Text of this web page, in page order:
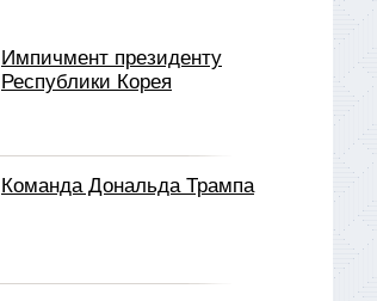
Импичмент президенту
Республики Корея
Команда Дональда Трампа